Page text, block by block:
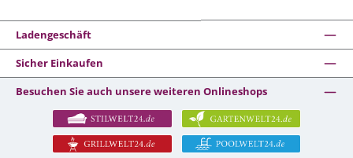
Ladengeschäft
Sicher Einkaufen
Besuchen Sie auch unsere weiteren Onlineshops